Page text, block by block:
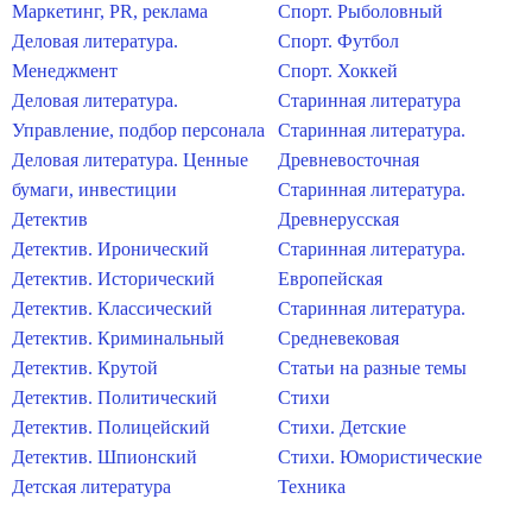
Маркетинг, PR, реклама
Деловая литература.
Менеджмент
Деловая литература.
Управление, подбор персонала
Деловая литература. Ценные
бумаги, инвестиции
Детектив
Детектив. Иронический
Детектив. Исторический
Детектив. Классический
Детектив. Криминальный
Детектив. Крутой
Детектив. Политический
Детектив. Полицейский
Детектив. Шпионский
Детская литература
Спорт. Рыболовный
Спорт. Футбол
Спорт. Хоккей
Старинная литература
Старинная литература.
Древневосточная
Старинная литература.
Древнерусская
Старинная литература.
Европейская
Старинная литература.
Средневековая
Статьи на разные темы
Стихи
Стихи. Детские
Стихи. Юмористические
Техника